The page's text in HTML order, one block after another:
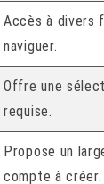
Accès à divers
naviguer.
Offre une
requise.
Propose un
compte à créer.